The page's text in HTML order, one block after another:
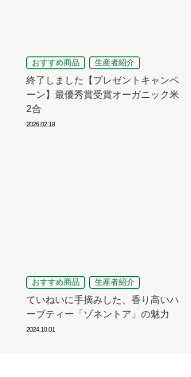
おすすめ商品 生産者紹介
終了しました【プレゼントキャンペ
ーン】最優秀賞受賞オーガニック米
2合
2026.02.18
おすすめ商品 生産者紹介
ていねいに手摘みした、香り高いハ
ーブティー「ゾネントア」の魅力
2024.10.01